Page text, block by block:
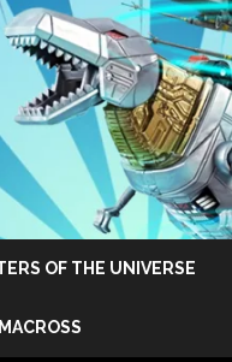
OF THE UNIVERSE